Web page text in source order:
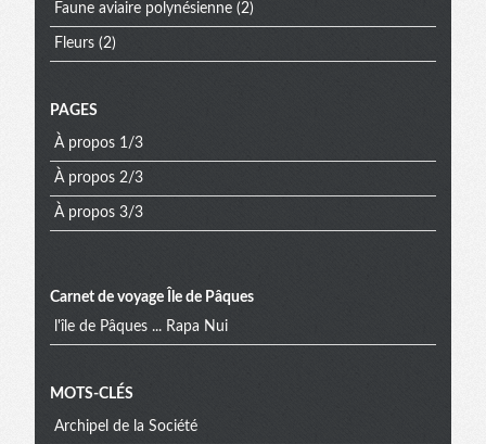
Faune aviaire polynésienne (2)
Fleurs (2)
PAGES
À propos 1/3
À propos 2/3
À propos 3/3
Carnet de voyage Île de Pâques
l'île de Pâques ... Rapa Nui
Menu
MOTS-CLÉS
Archipel de la Société